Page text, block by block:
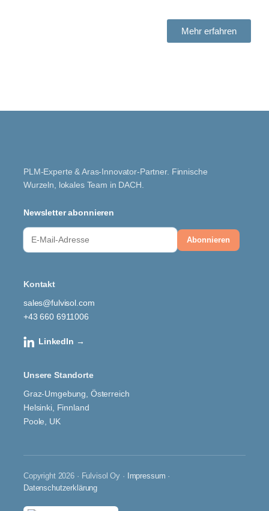
Mehr erfahren
PLM-Experte & Aras-Innovator-Partner. Finnische
Wurzeln, lokales Team in DACH.
Newsletter abonnieren
Kontakt
sales@fulvisol.com
+43 660 6911006
LinkedIn →
Unsere Standorte
Graz-Umgebung, Österreich
Helsinki, Finnland
Poole, UK
Copyright 2026 · Fulvisol Oy · Impressum ·
Datenschutzerklärung